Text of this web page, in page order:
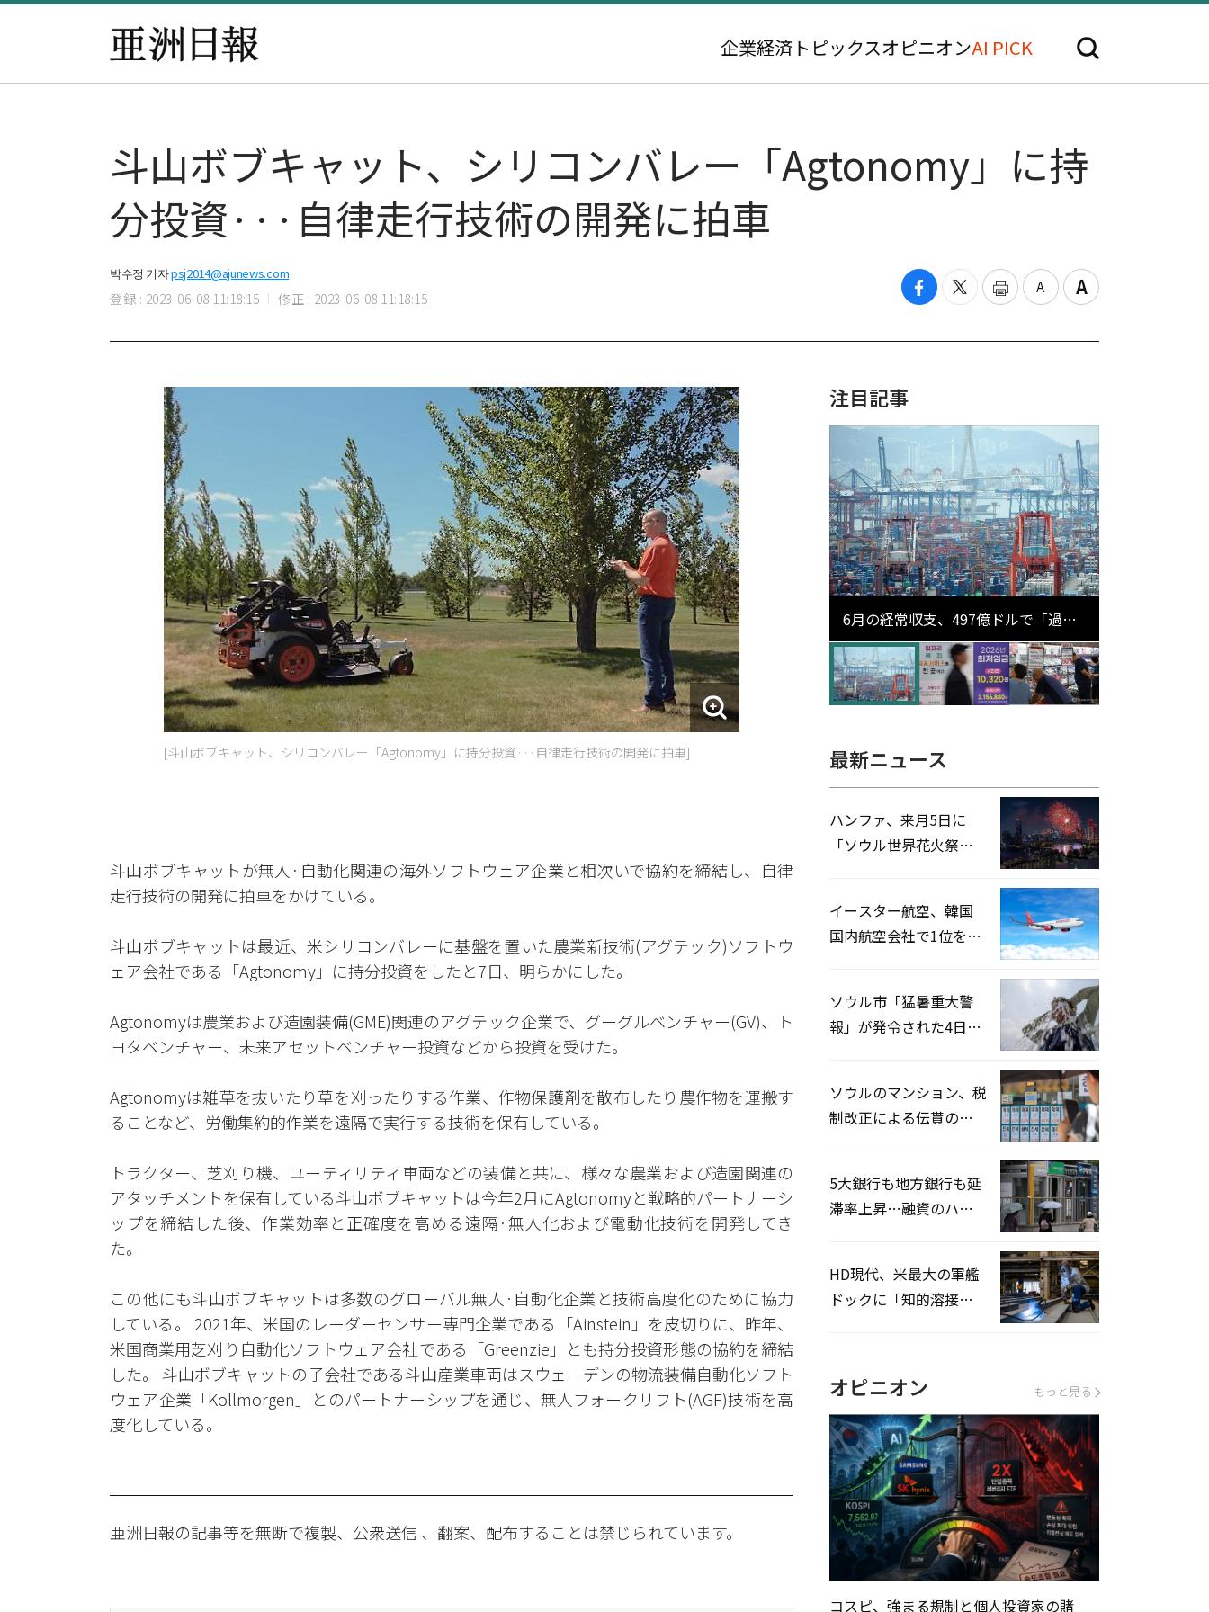
企業経済 トピックスオピニオンAI PICK
斗山ボブキャット、シリコンバレー「Agtonomy」に持
分投資···自律走行技術の開発に拍車
박수정 기자psj2014@ajunews.com
登録 : 2023-06-08 11:18:15 修正 : 2023-06-08 11:18:15
[斗山ボブキャット、シリコンバレー「Agtonomy」に持分投資···自律走行技術の開発に拍車]
斗山ボブキャットが無人·自動化関連の海外ソフトウェア企業と相次いで協約を締結し、自律
走行技術の開発に拍車をかけている。
斗山ボブキャットは最近、米シリコンバレーに基盤を置いた農業新技術(アグテック)ソフトウ
ェア会社である「Agtonomy」に持分投資をしたと7日、明らかにした。
Agtonomyは農業および造園装備(GME)関連のアグテック企業で、グーグルベンチャー(GV)、ト
ヨタベンチャー、未来アセットベンチャー投資などから投資を受けた。
Agtonomyは雑草を抜いたり草を刈ったりする作業、作物保護剤を散布したり農作物を運搬す
ることなど、労働集約的作業を遠隔で実行する技術を保有している。
トラクター、芝刈り機、ユーティリティ車両などの装備と共に、様々な農業および造園関連の
アタッチメントを保有している斗山ボブキャットは今年2月にAgtonomyと戦略的パートナーシ
ップを締結した後、作業効率と正確度を高める遠隔·無人化および電動化技術を開発してき
た。
この他にも斗山ボブキャットは多数のグローバル無人·自動化企業と技術高度化のために協力
している。 2021年、米国のレーダーセンサー専門企業である「Ainstein」を皮切りに、昨年、
米国商業用芝刈り自動化ソフトウェア会社である「Greenzie」とも持分投資形態の協約を締結
した。 斗山ボブキャットの子会社である斗山産業車両はスウェーデンの物流装備自動化ソフト
ウェア企業「Kollmorgen」とのパートナーシップを通じ、無人フォークリフト(AGF)技術を高
度化している。
亜洲日報の記事等を無断で複製、公衆送信 、翻案、配布することは禁じられています。
注目記事
6月の経常収支、497億ドルで「過去
最大」…輸出が初の1000億ドル突破
最新ニュース
ハンファ、来月5日に
「ソウル世界花火祭り
イースター航空、韓国
国内航空会社で1位を記
ソウル市「猛暑重大警
報」が発令された4日、
ソウルのマンション、税
制改正による伝貰の月
5大銀行も地方銀行も延
滞率上昇…融資のハー
HD現代、米最大の軍艦
ドックに「知的溶接」
オピニオン もっと見る
コスピ、強まる規制と個人投資家の賭